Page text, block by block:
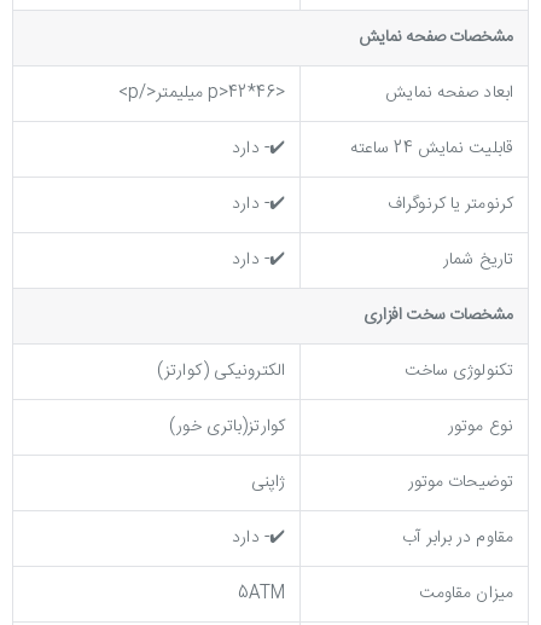
مشخصات صفحه نمايش
ابعاد صفحه نمایش
<p>42*46 میلیمتر</p>
قابلیت نمایش 24 ساعته
✔️- دارد
کرنومتر یا کرنوگراف
✔️- دارد
تاریخ شمار
✔️- دارد
مشخصات سخت افزاری
تکنولوژی ساخت
الکترونیکی (کوارتز)
نوع موتور
کوارتز(باتری خور)
توضیحات موتور
ژاپنی
مقاوم در برابر آب
✔️- دارد
میزان مقاومت
5ATM